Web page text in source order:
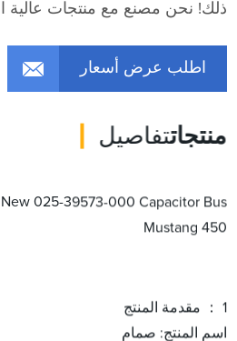
ذلك! نحن مصنع مع منتجات عالية
اطلب عرض أسعار
منتجاتتفاصيل
025-39573-000 Capacitor Bus
Mustang 450
1 ： مقدمة المنتج
اسم المنتج: صمام